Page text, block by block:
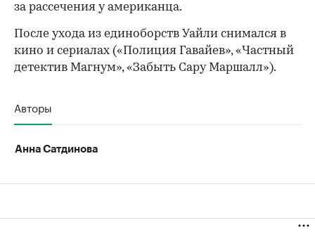
за рассечения у американца.
После ухода из единоборств Уайли снимался в
кино и сериалах («Полиция Гавайев», «Частный
детектив Магнум», «Забыть Сару Маршалл»).
Авторы
Анна Сатдинова